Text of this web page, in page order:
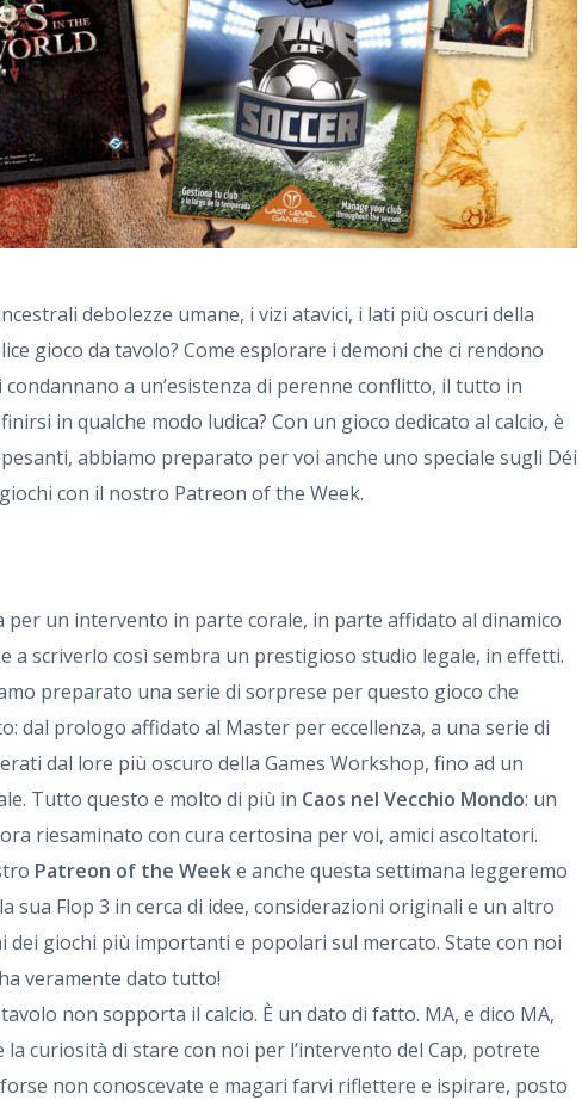
debolezze umane, i vizi atavici, i lati più oscuri della
gioco da tavolo? Come esplorare i demoni che ci rendono
a un’esistenza di perenne conflitto, il tutto in
in qualche modo ludica? Con un gioco dedicato al calcio, è
abbiamo preparato per voi anche uno speciale sugli Déi
con il nostro Patreon of the Week.
per un intervento in parte corale, in parte affidato al dinamico
a scriverlo così sembra un prestigioso studio legale, in effetti.
preparato una serie di sorprese per questo gioco che
dal prologo affidato al Master per eccellenza, a una serie di
dal lore più oscuro della Games Workshop, fino ad un
Tutto questo e molto di più in Caos nel Vecchio Mondo: un
riesaminato con cura certosina per voi, amici ascoltatori.
Patreon of the Weeke anche questa settimana leggeremo
sua Flop 3 in cerca di idee, considerazioni originali e un altro
dei giochi più importanti e popolari sul mercato. State con noi
veramente dato tutto!
non sopporta il calcio. È un dato di fatto. MA, e dico MA,
la curiosità di stare con noi per l’intervento del Cap, potrete
non conoscevate e magari farvi riflettere e ispirare, posto